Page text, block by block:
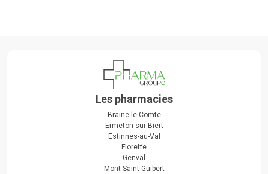
Les pharmacies
Braine-le-Comte
Ermeton-sur-Biert
Estinnes-au-Val
Floreffe
Genval
Mont-Saint-Guibert